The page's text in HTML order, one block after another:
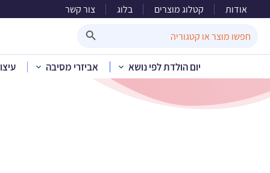
אודות קטלוג מוצרים בלוג צור קשר
for:
יום הולדת לפי נושא אביזרי מסיבהבית